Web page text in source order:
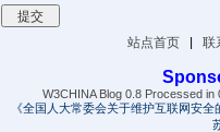
站点首页 联
W3CHINA Blog 0.8 Processed
《全国人大常委会关于维护互联网安全